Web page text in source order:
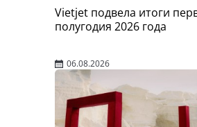
Vietjet подвела итоги
полугодия 2026 года
06.08.2026